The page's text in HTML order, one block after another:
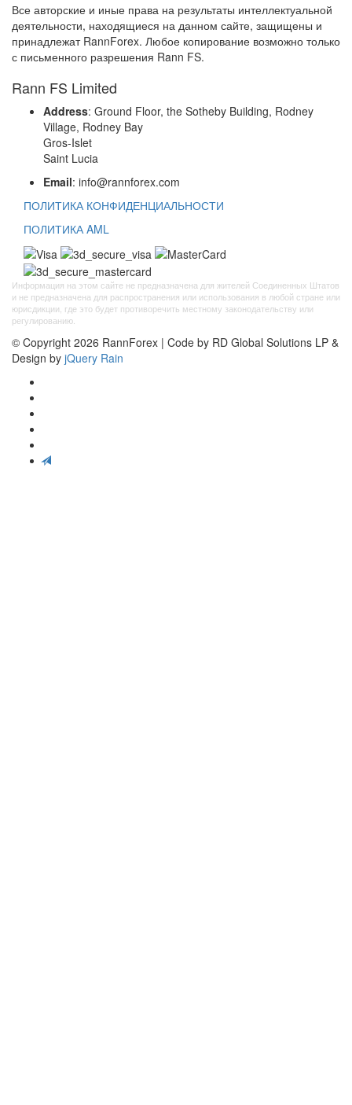
Все авторские и иные права на результаты интеллектуальной
деятельности, находящиеся на данном сайте, защищены и
принадлежат RannForex. Любое копирование возможно только
с письменного разрешения Rann FS.
Rann FS Limited
Address: Ground Floor, the Sotheby Building, Rodney
Village, Rodney Bay
Gros-Islet
Saint Lucia
Email: info@rannforex.com
ПОЛИТИКА КОНФИДЕНЦИАЛЬНОСТИ
ПОЛИТИКА AML
Информация на этом сайте не предназначена для жителей Соединенных Штатов
и не предназначена для распространения или использования в любой стране или
юрисдикции, где это будет противоречить местному законодательству или
регулированию.
© Copyright 2026 RannForex | Code by RD Global Solutions LP &
Design by jQuery Rain